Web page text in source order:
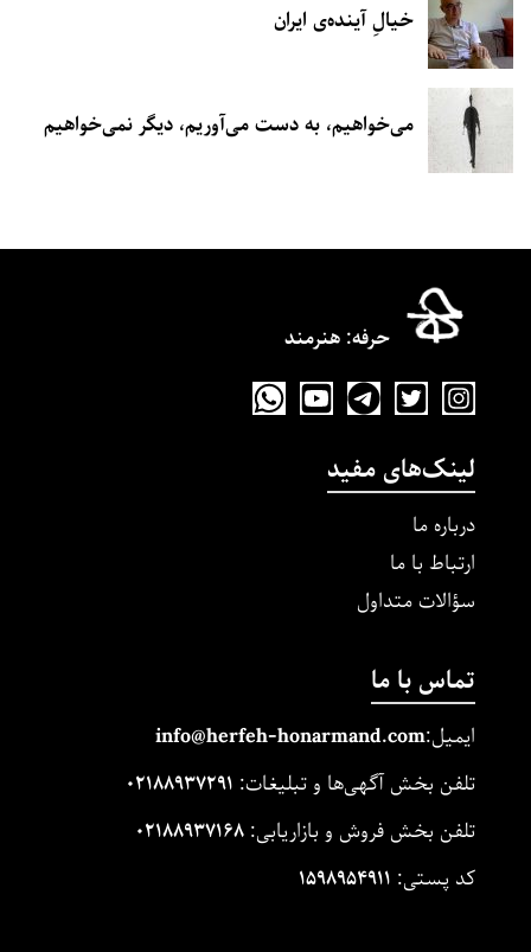
خیالِ آینده‌ی ایران
می‌خواهیم، به دست می‌آوریم، دیگر نمی‌خواهیم
حرفه‌: هنرمند
لینک‌های مفید
درباره ما
ارتباط با ما
سؤالات متداول
تماس با ما
ایمیل: info@herfeh-honarmand.com
تلفن بخش آگهی‌ها و تبلیغات:
تلفن بخش فروش و بازاریابی:
کد پستی: